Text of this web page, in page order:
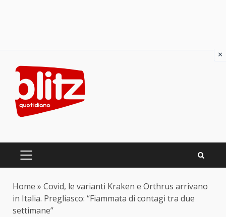
content
PRIMARY
Home » Covid, le varianti Kraken e Orthrus arrivano
in Italia. Pregliasco: “Fiammata di contagi tra due
settimane”
×